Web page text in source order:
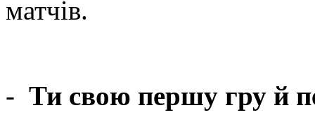
матчів.
- Ти свою першу гру й